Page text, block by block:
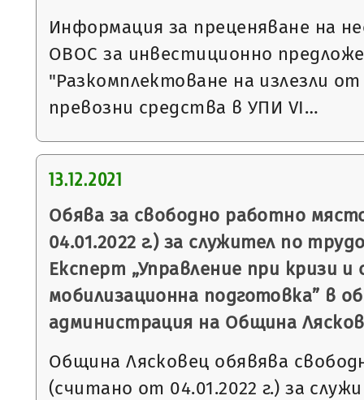
Информация за преценяване на
ОВОС за инвестиционно
"Разкомплектоване на излезли
превозни средства в УПИ VI…
13.12.2021
Обява за свободно работно
04.01.2022 г.) за служител по
Експерт „Управление при кризи
мобилизационна подготовка” в
администрация на Община
Община Лясковец обявява
(считано от 04.01.2022 г.) за